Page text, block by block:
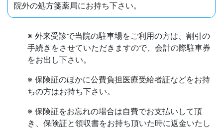
院外の処方箋薬局にお持ち下さい。
※ 外来受診で当院の駐車場をご利用の方は、割引の
手続きをさせていただきますので、会計の際駐車券
をお出し下さい。
※ 保険証のほかに公費負担医療受給者証などをお持
ちの方はお持ち下さい。
※ 保険証をお忘れの場合は自費でお支払いして頂
き、保険証と領収書をお持ち頂いた時に返金いたし